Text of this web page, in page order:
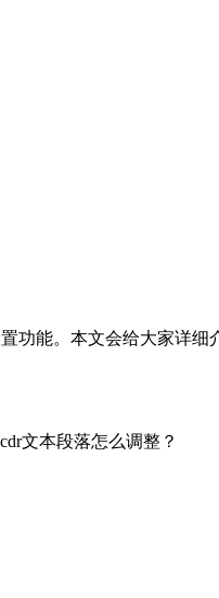
功能。本文会给大家详细
文本段落怎么调整？